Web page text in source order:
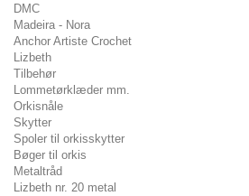
DMC
Madeira - Nora
Anchor Artiste Crochet
Lizbeth
Tilbehør
Lommetørklæder mm.
Orkisnåle
Skytter
Spoler til orkisskytter
Bøger til orkis
Metaltråd
Lizbeth nr. 20 metal